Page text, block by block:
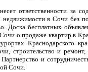
ответственности за
в Сочи без
Доска бесплатных
о продаже квартир в
Краснодарского
строительство и
и
Сочи.